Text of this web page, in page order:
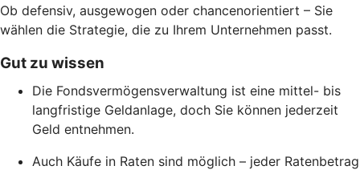
Ob defensiv, ausgewogen oder chancenorientiert – Sie
wählen die Strategie, die zu Ihrem Unternehmen passt.
Gut zu wissen
Die Fondsvermögensverwaltung ist eine mittel- bis
langfristige Geldanlage, doch Sie können jederzeit
Geld entnehmen.
Auch Käufe in Raten sind möglich – jeder Ratenbetrag